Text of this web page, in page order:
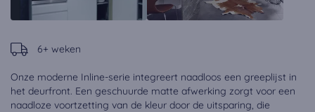
6+ weken
Onze moderne Inline-serie integreert naadloos een greeplijst in
het deurfront. Een geschuurde matte afwerking zorgt voor een
naadloze voortzetting van de kleur door de uitsparing, die